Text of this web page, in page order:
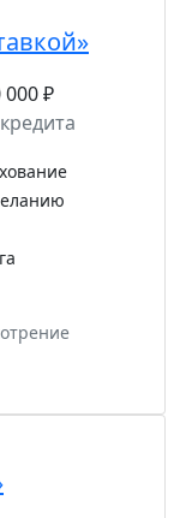
000 ₽